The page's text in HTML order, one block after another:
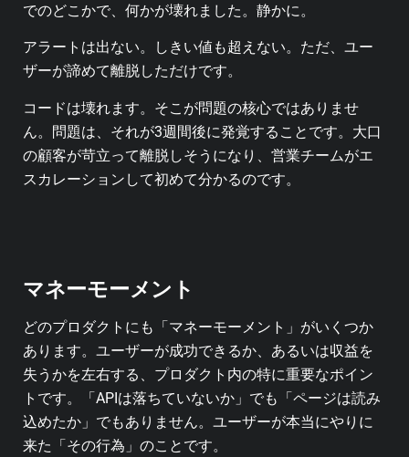
でのどこかで、何かが壊れました。静かに。
アラートは出ない。しきい値も超えない。ただ、ユー
ザーが諦めて離脱しただけです。
コードは壊れます。そこが問題の核心ではありませ
ん。問題は、それが3週間後に発覚することです。大口
の顧客が苛立って離脱しそうになり、営業チームがエ
スカレーションして初めて分かるのです。
マネーモーメント
どのプロダクトにも「マネーモーメント」がいくつか
あります。ユーザーが成功できるか、あるいは収益を
失うかを左右する、プロダクト内の特に重要なポイン
トです。「APIは落ちていないか」でも「ページは読み
込めたか」でもありません。ユーザーが本当にやりに
来た「その行為」のことです。